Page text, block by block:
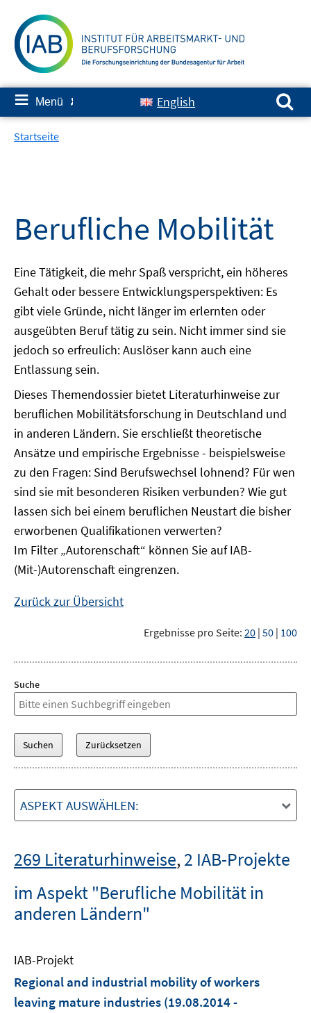
zum
Inhalt
≡ Menü ✘ English
Suchen nach:
Startseite
Berufliche Mobilität
Eine Tätigkeit, die mehr Spaß verspricht, ein höheres
Gehalt oder bessere Entwicklungsperspektiven: Es
gibt viele Gründe, nicht länger im erlernten oder
ausgeübten Beruf tätig zu sein. Nicht immer sind sie
jedoch so erfreulich: Auslöser kann auch eine
Entlassung sein.
Dieses Themendossier bietet Literaturhinweise zur
beruflichen Mobilitätsforschung in Deutschland und
in anderen Ländern. Sie erschließt theoretische
Ansätze und empirische Ergebnisse - beispielsweise
zu den Fragen: Sind Berufswechsel lohnend? Für wen
sind sie mit besonderen Risiken verbunden? Wie gut
lassen sich bei einem beruflichen Neustart die bisher
erworbenen Qualifikationen verwerten?
Im Filter „Autorenschaft“ können Sie auf IAB-
(Mit-)Autorenschaft eingrenzen.
Zurück zur Übersicht
Ergebnisse pro Seite: 20 | 50 | 100
Suche
ASPEKT AUSWÄHLEN:
269 Literaturhinweise,2 IAB-Projekte
im Aspekt "Berufliche Mobilität in
anderen Ländern"
IAB-Projekt
Regional and industrial mobility of workers
leaving mature industries (19.08.2014 -